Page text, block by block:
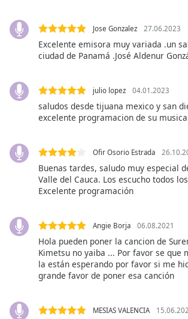
Style
Modal
Dialog
Jose Gonzalez 27.06.2023
Excelente emisora muy variada .un
ciudad de Panamá .José Aldenur
julio lopez 04.01.2023
saludos desde tijuana mexico y san
excelente programacion de su
Ofir Osorio Estrada
Buenas tardes, saludo muy especial
Valle del Cauca. Los escucho todos
Excelente programación
Angie Borja 06.08.2021
Hola pueden poner la cancion de
Kimetsu no yaiba ... Por favor se que
la están esperando por favor si me
grande favor de poner esa canción
MESIAS VALENCIA